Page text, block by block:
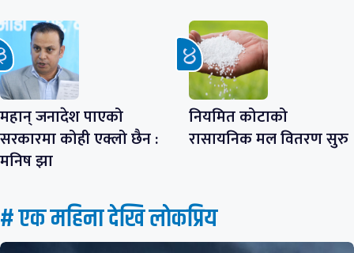
महान् जनादेश पाएको
सरकारमा कोही एक्लो छैन :
मनिष झा
नियमित कोटाको
रासायनिक मल वितरण सुरु
# एक महिना देखि लाेकप्रिय